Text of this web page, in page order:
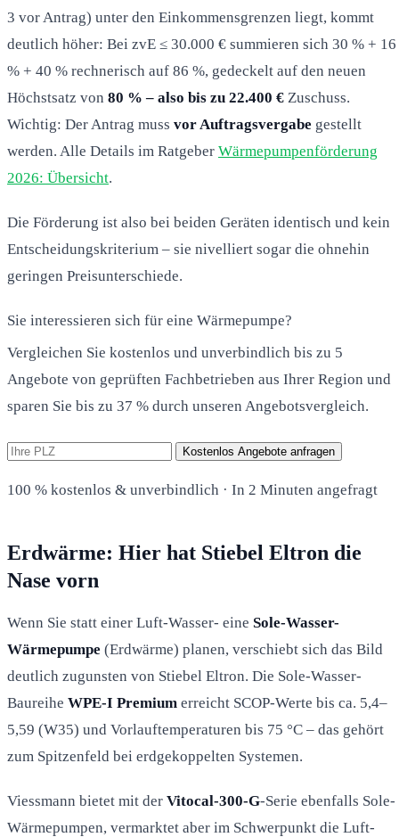
3 vor Antrag) unter den Einkommensgrenzen liegt, kommt
deutlich höher: Bei zvE ≤ 30.000 € summieren sich 30 % + 16
% + 40 % rechnerisch auf 86 %, gedeckelt auf den neuen
Höchstsatz von 80 % – also bis zu 22.400 € Zuschuss.
Wichtig: Der Antrag muss vor Auftragsvergabe gestellt
werden. Alle Details im Ratgeber Wärmepumpenförderung
2026: Übersicht.
Die Förderung ist also bei beiden Geräten identisch und kein
Entscheidungskriterium – sie nivelliert sogar die ohnehin
geringen Preisunterschiede.
Sie interessieren sich für eine Wärmepumpe?
Vergleichen Sie kostenlos und unverbindlich bis zu 5
Angebote von geprüften Fachbetrieben aus Ihrer Region und
sparen Sie bis zu 37 % durch unseren Angebotsvergleich.
Kostenlos Angebote anfragen
100 % kostenlos & unverbindlich · In 2 Minuten angefragt
Erdwärme: Hier hat Stiebel Eltron die
Nase vorn
Wenn Sie statt einer Luft-Wasser- eine Sole-Wasser-
Wärmepumpe (Erdwärme) planen, verschiebt sich das Bild
deutlich zugunsten von Stiebel Eltron. Die Sole-Wasser-
Baureihe WPE-I Premium erreicht SCOP-Werte bis ca. 5,4–
5,59 (W35) und Vorlauftemperaturen bis 75 °C – das gehört
zum Spitzenfeld bei erdgekoppelten Systemen.
Viessmann bietet mit der Vitocal-300-G-Serie ebenfalls Sole-
Wärmepumpen, vermarktet aber im Schwerpunkt die Luft-